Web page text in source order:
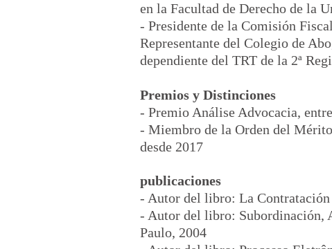
en la Facultad de Derecho de la
- Presidente de la Comisión
Representante del Colegio de
dependiente del TRT de la 2ª
Premios y Distinciones
- Premio Análise Advocacia,
- Miembro de la Orden del
desde 2017
publicaciones
- Autor del libro: La Contratación
- Autor del libro: Subordinación,
Paulo, 2004